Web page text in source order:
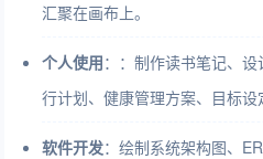
汇聚在画布上。
个人使用：：制作读书笔记、
行计划、健康管理方案、目标设
软件开发：绘制系统架构图、